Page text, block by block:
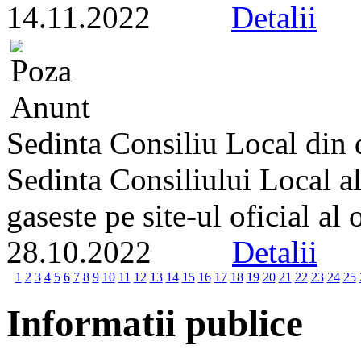
14.11.2022 Detalii
Sedinta Consiliu Local din
Sedinta Consiliului Local
gaseste pe site-ul oficial al
28.10.2022 Detalii
1 2 3 4 5 6 7 8 9 10 11 12 13 14 15 16 17 18 19 20 21 22 23 24 25
Informatii publice